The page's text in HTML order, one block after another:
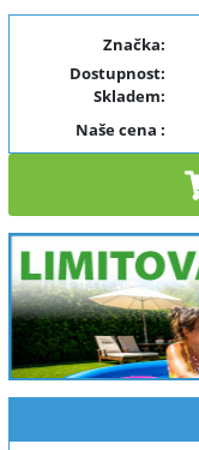
Značka:
Dostupnost:
Skladem:
Naše cena :